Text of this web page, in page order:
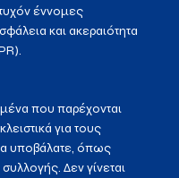
έννομες
και ακεραιότητα
που παρέχονται
για τους
υποβάλατε, όπως
Δεν γίνεται